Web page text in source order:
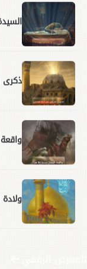
ذكرى
واقعة